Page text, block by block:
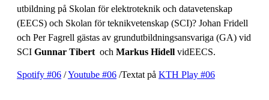
utbildning på Skolan för elektroteknik och datavetenskap
(EECS) och Skolan för teknikvetenskap (SCI)? Johan Fridell
och Per Fagrell gästas av grundutbildningsansvariga (GA) vid
SCI Gunnar Tibert och Markus Hidell vidEECS.
Spotify #06 /Youtube #06 /Textat på KTH Play #06